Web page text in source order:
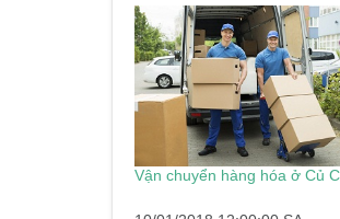
Vận chuyển hàng hóa ở Củ